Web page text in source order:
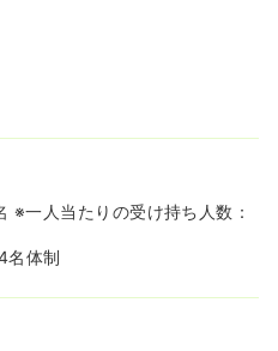
※一人当たりの受け持ち人数：
名体制